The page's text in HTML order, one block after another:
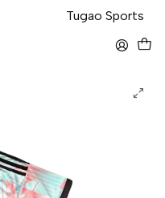
Tugao Sports